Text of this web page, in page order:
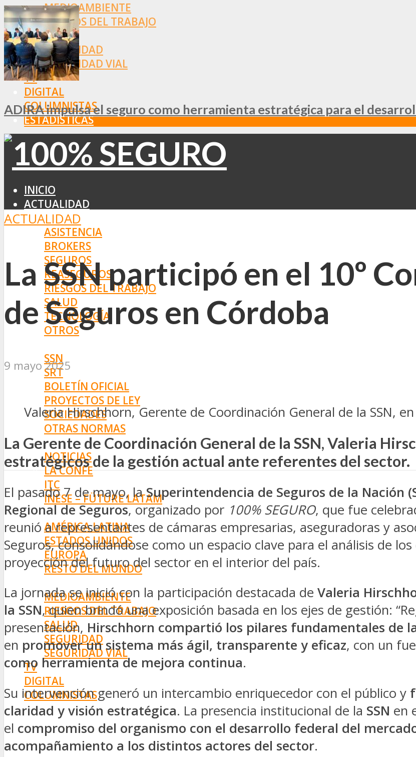
MEDIOAMBIENTE
RIESGOS DEL TRABAJO
SALUD
SEGURIDAD
SEGURIDAD VIAL
TV
DIGITAL
COLUMNISTAS
ESTADÍSTICAS
ADIRA impulsa el seguro como herramienta estratégica para el
INICIO
ACTUALIDAD
MERCADO
ASISTENCIA
BROKERS
SEGUROS
REASEGUROS
RIESGOS DEL TRABAJO
SALUD
TECNOLOGÍA
OTROS
SSN
SRT
BOLETÍN OFICIAL
PROYECTOS DE LEY
SOCIEDADES
OTRAS NORMAS
INNOVACIÓN
NOTICIAS
LA CONFE
ITC
INESE – FÜTURE LATAM
INTERNACIONALES
AMÉRICA LATINA
ESTADOS UNIDOS
EUROPA
RESTO DEL MUNDO
MEDIOAMBIENTE
RIESGOS DEL TRABAJO
SALUD
SEGURIDAD
SEGURIDAD VIAL
TV
DIGITAL
COLUMNISTAS
ESTADÍSTICAS
ACTUALIDAD
La SSN participó en el 10º
de Seguros en Córdoba
9 mayo 2025
Valeria Hirschhorn, Gerente de Coordinación General de la SSN,
La Gerente de Coordinación General de la SSN, Valeria
estratégicos de la gestión actual ante referentes del sector.
El pasado 7 de mayo, laSuperintendencia de Seguros de la Nación
Regional de Seguros, organizado por 100% SEGURO, que fue
reunió a representantes de cámaras empresarias, aseguradoras y
Seguros, consolidándose como un espacio clave para el análisis de
proyección del futuro del sector en el interior del país.
La jornada se inició con la participación destacada de Valeria
la SSN, quien brindó una exposición basada en los ejes de gestión:
presentación, Hirschhorn compartió los pilares fundamentales de
en promover un sistema más ágil, transparente y eficaz, con un
como herramienta de mejora continua.
Su intervención generó un intercambio enriquecedor con el público y
claridad y visión estratégica. La presencia institucional de la SSN en
el compromiso del organismo con el desarrollo federal del
acompañamiento a los distintos actores del sector.